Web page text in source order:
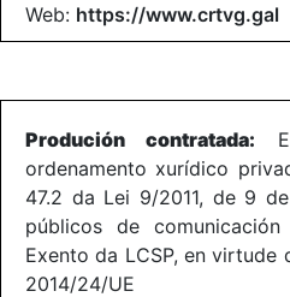
Web: https://www.crtvg.gal
Produción contratada:
ordenamento xurídico
47.2 da Lei 9/2011, de 9
públicos de
Exento da LCSP, en
2014/24/UE